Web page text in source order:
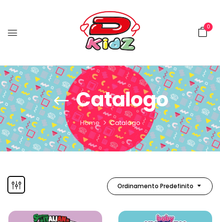
0
Catalogo
Home Catalogo
Ordinamento Predefinito